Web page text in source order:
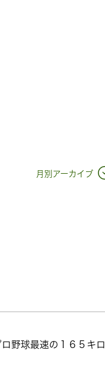
月別アーカイブ
野球最速の１６５キロ